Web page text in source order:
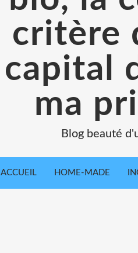
critère
capital
ma
Blog beauté
ACCUEIL HOME-MADE